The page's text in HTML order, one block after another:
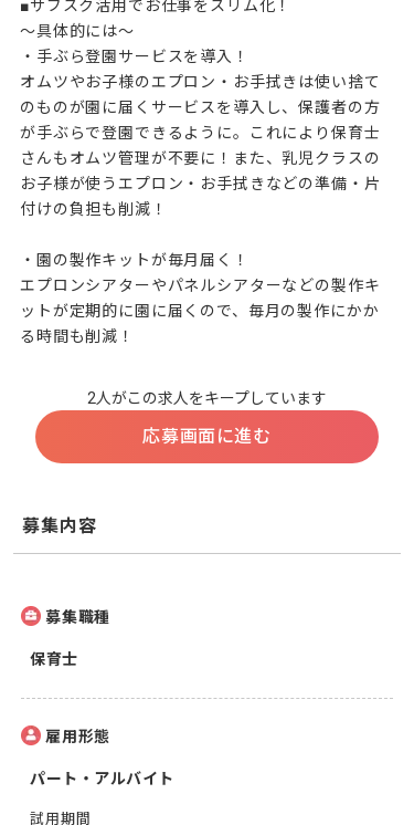
■サブスク活用でお仕事をスリム化！
～具体的には～
・手ぶら登園サービスを導入！
オムツやお子様のエプロン・お手拭きは使い捨て
のものが園に届くサービスを導入し、保護者の方
が手ぶらで登園できるように。これにより保育士
さんもオムツ管理が不要に！また、乳児クラスの
お子様が使うエプロン・お手拭きなどの準備・片
付けの負担も削減！
・園の製作キットが毎月届く！
エプロンシアターやパネルシアターなどの製作キ
ットが定期的に園に届くので、毎月の製作にかか
る時間も削減！
2人がこの求人をキープしています
応募画面に進む
募集内容
募集職種
保育士
雇用形態
パート・アルバイト
試用期間